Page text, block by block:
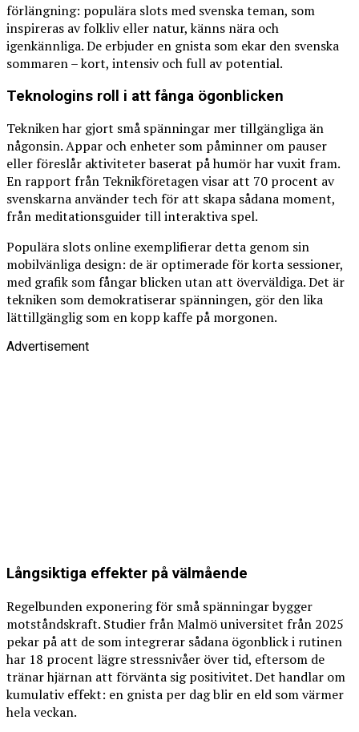
förlängning: populära slots med svenska teman, som
inspireras av folkliv eller natur, känns nära och
igenkännliga. De erbjuder en gnista som ekar den svenska
sommaren – kort, intensiv och full av potential.
Teknologins roll i att fånga ögonblicken
Tekniken har gjort små spänningar mer tillgängliga än
någonsin. Appar och enheter som påminner om pauser
eller föreslår aktiviteter baserat på humör har vuxit fram.
En rapport från Teknikföretagen visar att 70 procent av
svenskarna använder tech för att skapa sådana moment,
från meditationsguider till interaktiva spel.
Populära slots online exemplifierar detta genom sin
mobilvänliga design: de är optimerade för korta sessioner,
med grafik som fångar blicken utan att överväldiga. Det är
tekniken som demokratiserar spänningen, gör den lika
lättillgänglig som en kopp kaffe på morgonen.
Advertisement
Långsiktiga effekter på välmående
Regelbunden exponering för små spänningar bygger
motståndskraft. Studier från Malmö universitet från 2025
pekar på att de som integrerar sådana ögonblick i rutinen
har 18 procent lägre stressnivåer över tid, eftersom de
tränar hjärnan att förvänta sig positivitet. Det handlar om
kumulativ effekt: en gnista per dag blir en eld som värmer
hela veckan.